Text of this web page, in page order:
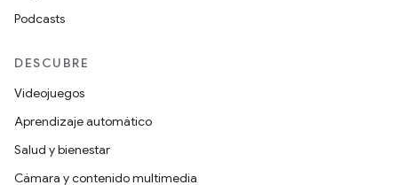
Podcasts
DESCUBRE
Videojuegos
Aprendizaje automático
Salud y bienestar
Cámara y contenido multimedia